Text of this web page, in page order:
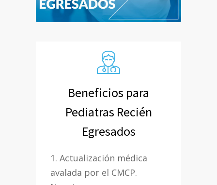
Beneficios para
Pediatras Recién
Egresados
1. Actualización médica
avalada por el CMCP.